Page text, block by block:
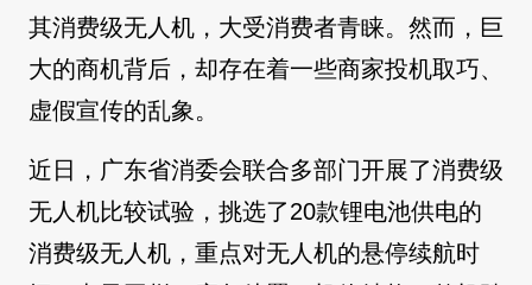
其消费级无人机，大受消费者青睐。然而，巨
大的商机背后，却存在着一些商家投机取巧、
虚假宣传的乱象。
近日，广东省消委会联合多部门开展了消费级
无人机比较试验，挑选了20款锂电池供电的
消费级无人机，重点对无人机的悬停续航时